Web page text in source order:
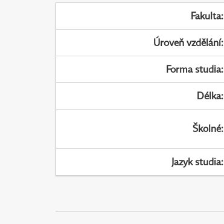
Fakulta:
Úroveň vzdělání:
Forma studia:
Délka:
Školné:
Jazyk studia: